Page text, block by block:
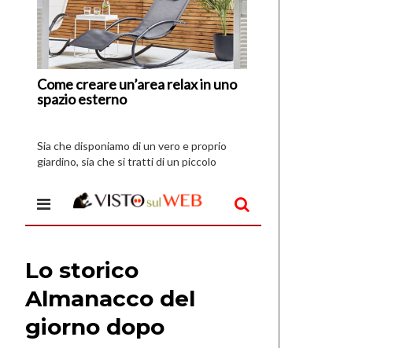
Come creare un’area relax in uno
spazio esterno
Vespri
Sia che disponiamo di un vero e proprio
giardino, sia che si tratti di un piccolo